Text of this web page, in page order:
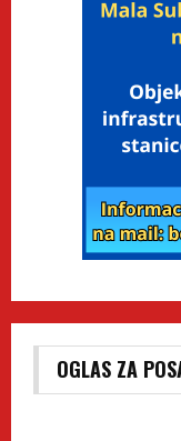
OGLAS ZA